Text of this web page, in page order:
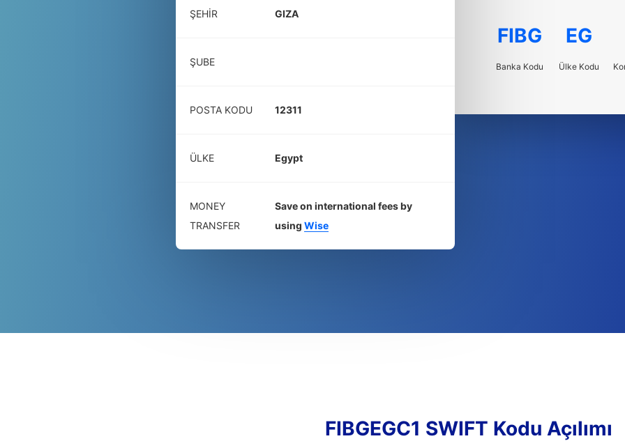
ŞEHIR GIZA
ŞUBE
POSTA KODU 12311
ÜLKE Egypt
MONEY
TRANSFER
Save on international fees by
using Wise
FIBG
Banka Kodu
EG
Ülke Kodu
FIBGEGC1 SWIFT Kodu Açılımı